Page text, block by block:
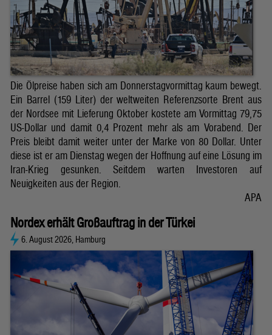
Die Ölpreise haben sich am Donnerstagvormittag kaum bewegt.
Ein Barrel (159 Liter) der weltweiten Referenzsorte Brent aus
der Nordsee mit Lieferung Oktober kostete am Vormittag 79,75
US-Dollar und damit 0,4 Prozent mehr als am Vorabend. Der
Preis bleibt damit weiter unter der Marke von 80 Dollar. Unter
diese ist er am Dienstag wegen der Hoffnung auf eine Lösung im
Iran-Krieg gesunken. Seitdem warten Investoren auf
Neuigkeiten aus der Region.
APA
Nordex erhält Großauftrag in der Türkei
6. August 2026, Hamburg